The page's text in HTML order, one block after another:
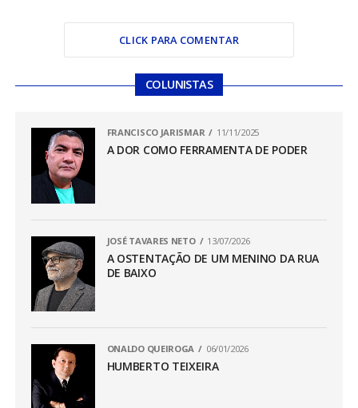
CLICK PARA COMENTAR
COLUNISTAS
FRANCISCO JARISMAR 11/11/2025
A DOR COMO FERRAMENTA DE PODER
JOSÉ TAVARES NETO 13/07/2026
A OSTENTAÇÃO DE UM MENINO DA RUA
DE BAIXO
ONALDO QUEIROGA 06/01/2026
HUMBERTO TEIXEIRA